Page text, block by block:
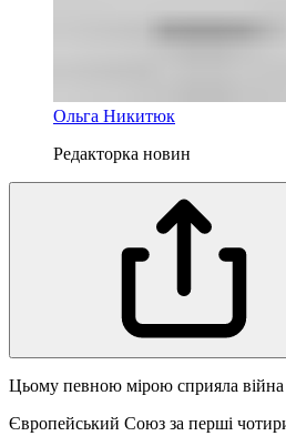
Ольга Никитюк
Редакторка новин
Цьому певною мірою сприяла війна
Європейський Союз за перші